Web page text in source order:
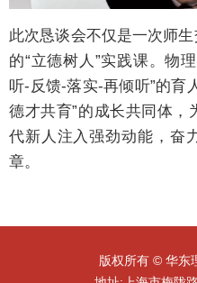
此次恳谈会不仅是一次师
的“立德树人”实践课。物
听-反馈-落实-再倾听”的育
德才共育”的成长共同体
代新人注入强劲动能，奋
章。
版权所有 © 华东